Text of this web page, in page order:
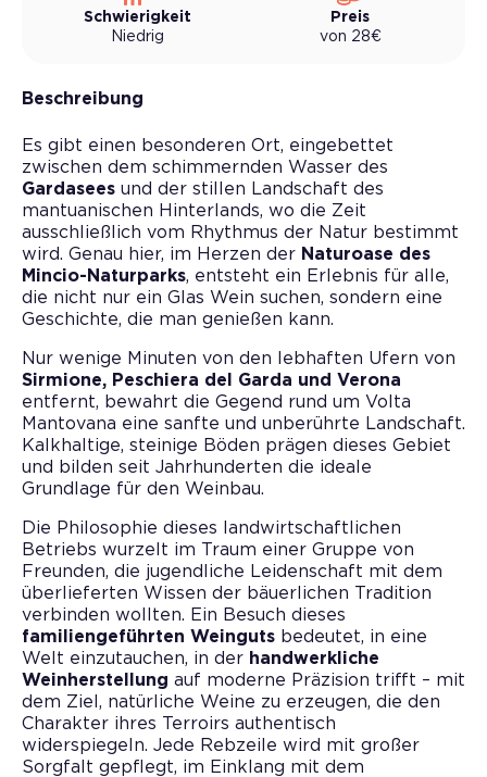
Schwierigkeit
Niedrig
Preis
von 28€
Beschreibung
Es gibt einen besonderen Ort, eingebettet
zwischen dem schimmernden Wasser des
Gardasees und der stillen Landschaft des
mantuanischen Hinterlands, wo die Zeit
ausschließlich vom Rhythmus der Natur bestimmt
wird. Genau hier, im Herzen der Naturoase des
Mincio-Naturparks, entsteht ein Erlebnis für alle,
die nicht nur ein Glas Wein suchen, sondern eine
Geschichte, die man genießen kann.
Nur wenige Minuten von den lebhaften Ufern von
Sirmione, Peschiera del Garda und Verona
entfernt, bewahrt die Gegend rund um Volta
Mantovana eine sanfte und unberührte Landschaft.
Kalkhaltige, steinige Böden prägen dieses Gebiet
und bilden seit Jahrhunderten die ideale
Grundlage für den Weinbau.
Die Philosophie dieses landwirtschaftlichen
Betriebs wurzelt im Traum einer Gruppe von
Freunden, die jugendliche Leidenschaft mit dem
überlieferten Wissen der bäuerlichen Tradition
verbinden wollten. Ein Besuch dieses
familiengeführten Weinguts bedeutet, in eine
Welt einzutauchen, in der handwerkliche
Weinherstellung auf moderne Präzision trifft – mit
dem Ziel, natürliche Weine zu erzeugen, die den
Charakter ihres Terroirs authentisch
widerspiegeln. Jede Rebzeile wird mit großer
Sorgfalt gepflegt, im Einklang mit dem